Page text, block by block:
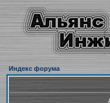
Индекс форума